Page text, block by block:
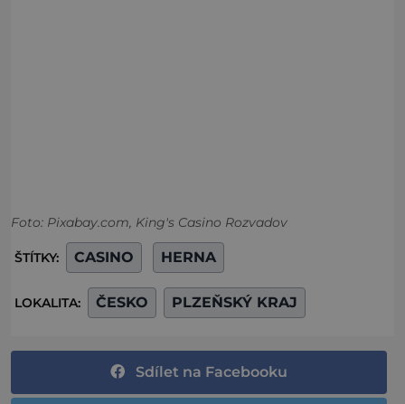
Foto: Pixabay.com, King's Casino Rozvadov
ŠTÍTKY: CASINO HERNA
LOKALITA: ČESKO PLZEŇSKÝ KRAJ
Sdílet na Facebooku